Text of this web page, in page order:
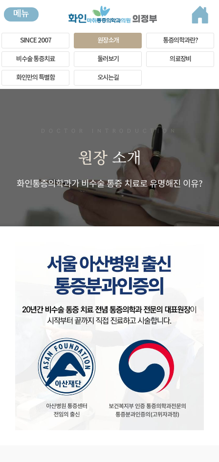
메뉴
SINCE 2007 원장소개 통증의학과란?
비수술 통증치료 둘러보기 의료장비
화인만의 특별함 오시는길
DOCTOR INTRODUCTION
원장 소개
화인통증의학과가 비수술 통증 치료로 유명해진 이유?